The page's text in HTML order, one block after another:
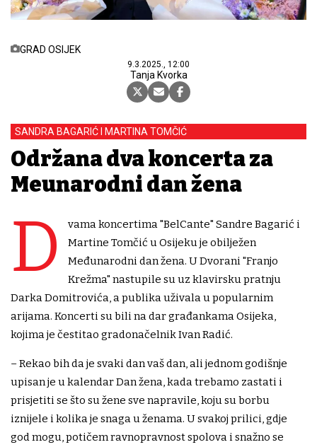
GRAD OSIJEK
9.3.2025., 12:00
Tanja Kvorka
SANDRA BAGARIĆ I MARTINA TOMČIĆ
Održana dva koncerta za
Međunarodni dan žena
D
vama koncertima "BelCante" Sandre Bagarić i
Martine Tomčić u Osijeku je obilježen
Međunarodni dan žena. U Dvorani "Franjo
Krežma" nastupile su uz klavirsku pratnju
Darka Domitrovića, a publika uživala u popularnim
arijama. Koncerti su bili na dar građankama Osijeka,
kojima je čestitao gradonačelnik Ivan Radić.
– Rekao bih da je svaki dan vaš dan, ali jednom godišnje
upisan je u kalendar Dan žena, kada trebamo zastati i
prisjetiti se što su žene sve napravile, koju su borbu
iznijele i kolika je snaga u ženama. U svakoj prilici, gdje
god mogu, potičem ravnopravnost spolova i snažno se